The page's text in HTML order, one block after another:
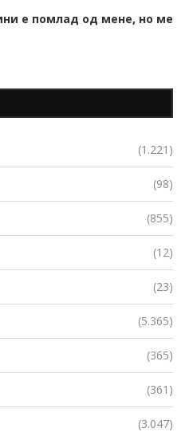
е помлад од мене, но ме
(1.221)
(98)
(855)
(12)
(23)
(5.365)
(365)
(361)
(3.047)